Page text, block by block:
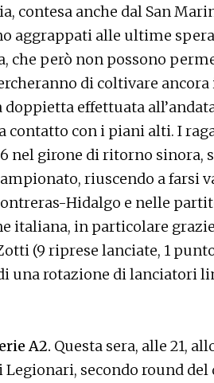
contesa anche dal San
aggrappati alle ultime
che però non possono
di coltivare
effettuata
contatto con i piani alti. I
nel girone di ritorno sinora,
riuscendo a farsi
Hidalgo e nelle
italiana, in particolare grazie
(9 riprese lanciate, 1
una rotazione di lanciatori
A2. Questa sera, alle 21,
Legionari, secondo round del